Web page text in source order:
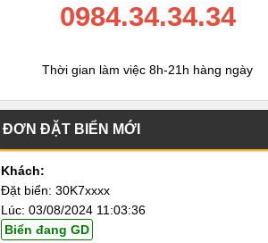
0984.34.34.34
Thời gian làm việc 8h-21h hàng ngày
ĐƠN ĐẶT BIỂN MỚI
Khách:
Đặt biển: 30K7xxxx
Lúc: 03/08/2024 11:03:36
Biển đang GD